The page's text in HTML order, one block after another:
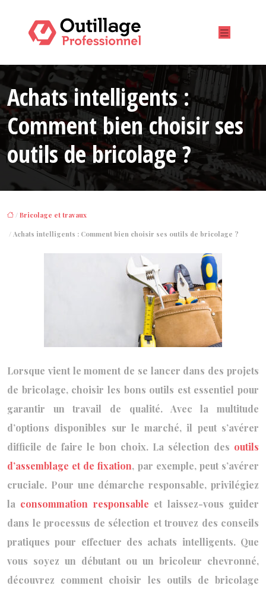
Achats intelligents :
Comment bien choisir ses
outils de bricolage ?
/ Bricolage et travaux
/ Achats intelligents : Comment bien choisir ses outils de bricolage ?
Lorsque vient le moment de se lancer dans des projets
de bricolage, choisir les bons outils est essentiel pour
garantir un travail de qualité. Avec la multitude
d’options disponibles sur le marché, il peut s’avérer
difficile de faire le bon choix. La sélection des outils
d’assemblage et de fixation, par exemple, peut s’avérer
cruciale. Pour une démarche responsable, privilégiez
la consommation responsable et laissez-vous guider
dans le processus de sélection et trouvez des conseils
pratiques pour effectuer des achats intelligents. Que
vous soyez un débutant ou un bricoleur chevronné,
découvrez comment choisir les outils de bricolage